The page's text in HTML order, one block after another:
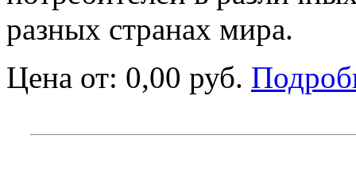
разных странах мира.
Цена от: 0,00 руб.